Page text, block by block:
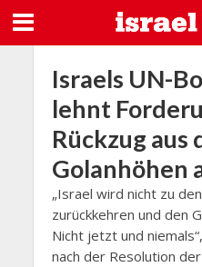
Israels UN-
lehnt
Rückzug aus
Golanhöhen
„Israel wird nicht zu
zurückkehren und den
Nicht jetzt und
nach der Resolution